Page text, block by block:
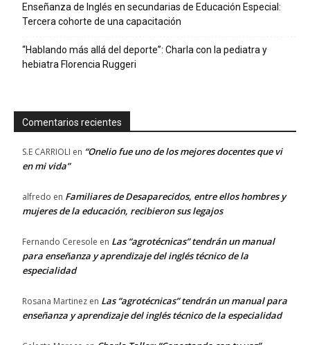
Enseñanza de Inglés en secundarias de Educación Especial:
Tercera cohorte de una capacitación
“Hablando más allá del deporte”: Charla con la pediatra y
hebiatra Florencia Ruggeri
Comentarios recientes
S.E CARRIOLI en “Onelio fue uno de los mejores docentes que vi
en mi vida”
alfredo en Familiares de Desaparecidos, entre ellos hombres y
mujeres de la educación, recibieron sus legajos
Fernando Ceresole en Las “agrotécnicas” tendrán un manual
para enseñanza y aprendizaje del inglés técnico de la
especialidad
Rosana Martinez en Las “agrotécnicas” tendrán un manual para
enseñanza y aprendizaje del inglés técnico de la especialidad